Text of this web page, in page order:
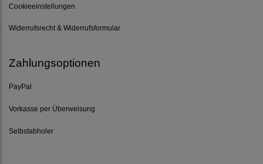
Cookieeinstellungen
Widerrufsrecht & Widerrufsformular
Zahlungsoptionen
PayPal
Vorkasse per Überweisung
Selbstabholer